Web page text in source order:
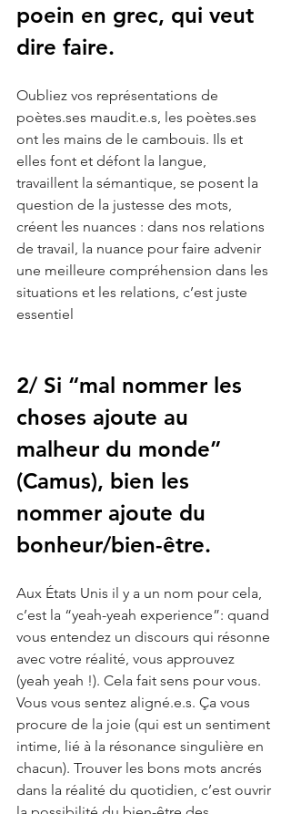
poein en grec, qui veut
dire faire.
Oubliez vos représentations de
poètes.ses maudit.e.s, les poètes.ses
ont les mains de le cambouis. Ils et
elles font et défont la langue,
travaillent la sémantique, se posent la
question de la justesse des mots,
créent les nuances : dans nos relations
de travail, la nuance pour faire advenir
une meilleure compréhension dans les
situations et les relations, c’est juste
essentiel
2/ Si “mal nommer les
choses ajoute au
malheur du monde”
(Camus), bien les
nommer ajoute du
bonheur/bien-être.
Aux États Unis il y a un nom pour cela,
c’est la “yeah-yeah experience”: quand
vous entendez un discours qui résonne
avec votre réalité, vous approuvez
(yeah yeah !). Cela fait sens pour vous.
Vous vous sentez aligné.e.s. Ça vous
procure de la joie (qui est un sentiment
intime, lié à la résonance singulière en
chacun). Trouver les bons mots ancrés
dans la réalité du quotidien, c’est ouvrir